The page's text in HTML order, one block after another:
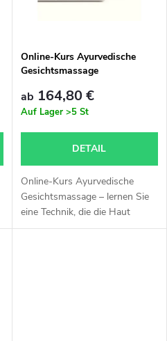
Online-Kurs Ayurvedische
Gesichtsmassage
ab 164,80 €
Auf Lager >5 St
DETAIL
Online-Kurs Ayurvedische
Gesichtsmassage – lernen Sie
eine Technik, die die Haut
verjüngt, Spannungen löst und